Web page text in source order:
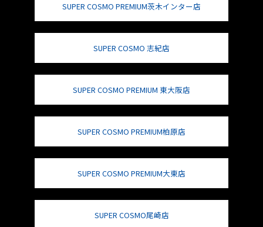
SUPER COSMO PREMIUM茨木インター店
SUPER COSMO 志紀店
SUPER COSMO PREMIUM 東大阪店
SUPER COSMO PREMIUM柏原店
SUPER COSMO PREMIUM大東店
SUPER COSMO尾崎店